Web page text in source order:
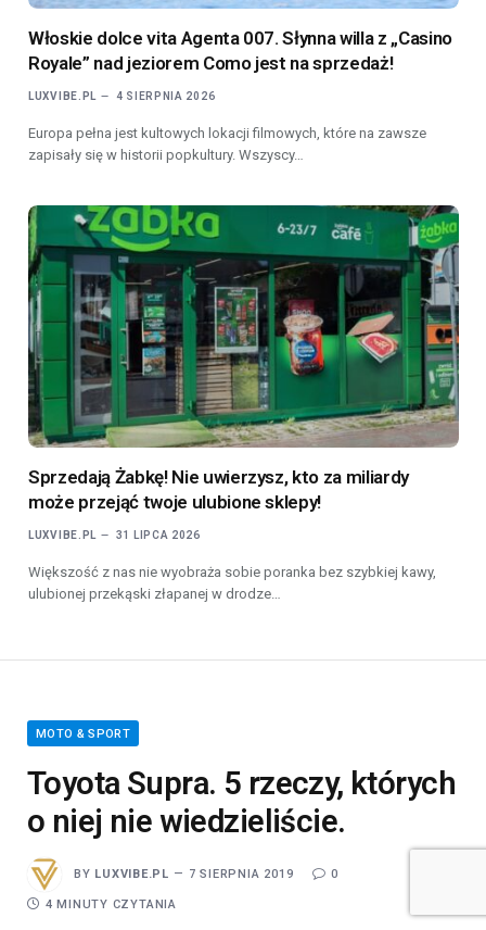
Włoskie dolce vita Agenta 007. Słynna willa z „Casino
Royale” nad jeziorem Como jest na sprzedaż!
LUXVIBE.PL 4 SIERPNIA 2026
Europa pełna jest kultowych lokacji filmowych, które na zawsze
zapisały się w historii popkultury. Wszyscy…
Sprzedają Żabkę! Nie uwierzysz, kto za miliardy
może przejąć twoje ulubione sklepy!
LUXVIBE.PL 31 LIPCA 2026
Większość z nas nie wyobraża sobie poranka bez szybkiej kawy,
ulubionej przekąski złapanej w drodze…
MOTO & SPORT
Toyota Supra. 5 rzeczy, których
o niej nie wiedzieliście.
BY LUXVIBE.PL 7 SIERPNIA 2019 0
4 MINUTY CZYTANIA